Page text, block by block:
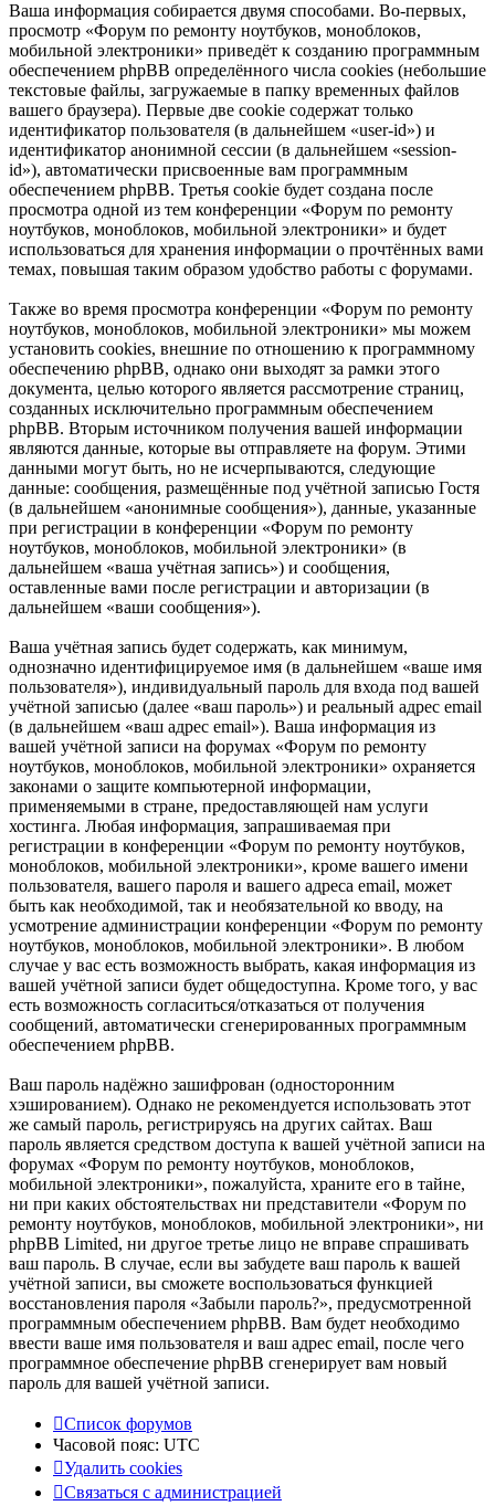
Ваша информация собирается двумя способами. Во-первых,
просмотр «Форум по ремонту ноутбуков, моноблоков,
мобильной электроники» приведёт к созданию программным
обеспечением phpBB определённого числа cookies (небольшие
текстовые файлы, загружаемые в папку временных файлов
вашего браузера). Первые две cookie содержат только
идентификатор пользователя (в дальнейшем «user-id») и
идентификатор анонимной сессии (в дальнейшем «session-
id»), автоматически присвоенные вам программным
обеспечением phpBB. Третья cookie будет создана после
просмотра одной из тем конференции «Форум по ремонту
ноутбуков, моноблоков, мобильной электроники» и будет
использоваться для хранения информации о прочтённых вами
темах, повышая таким образом удобство работы с форумами.
Также во время просмотра конференции «Форум по ремонту
ноутбуков, моноблоков, мобильной электроники» мы можем
установить cookies, внешние по отношению к программному
обеспечению phpBB, однако они выходят за рамки этого
документа, целью которого является рассмотрение страниц,
созданных исключительно программным обеспечением
phpBB. Вторым источником получения вашей информации
являются данные, которые вы отправляете на форум. Этими
данными могут быть, но не исчерпываются, следующие
данные: сообщения, размещённые под учётной записью Гостя
(в дальнейшем «анонимные сообщения»), данные, указанные
при регистрации в конференции «Форум по ремонту
ноутбуков, моноблоков, мобильной электроники» (в
дальнейшем «ваша учётная запись») и сообщения,
оставленные вами после регистрации и авторизации (в
дальнейшем «ваши сообщения»).
Ваша учётная запись будет содержать, как минимум,
однозначно идентифицируемое имя (в дальнейшем «ваше имя
пользователя»), индивидуальный пароль для входа под вашей
учётной записью (далее «ваш пароль») и реальный адрес email
(в дальнейшем «ваш адрес email»). Ваша информация из
вашей учётной записи на форумах «Форум по ремонту
ноутбуков, моноблоков, мобильной электроники» охраняется
законами о защите компьютерной информации,
применяемыми в стране, предоставляющей нам услуги
хостинга. Любая информация, запрашиваемая при
регистрации в конференции «Форум по ремонту ноутбуков,
моноблоков, мобильной электроники», кроме вашего имени
пользователя, вашего пароля и вашего адреса email, может
быть как необходимой, так и необязательной ко вводу, на
усмотрение администрации конференции «Форум по ремонту
ноутбуков, моноблоков, мобильной электроники». В любом
случае у вас есть возможность выбрать, какая информация из
вашей учётной записи будет общедоступна. Кроме того, у вас
есть возможность согласиться/отказаться от получения
сообщений, автоматически сгенерированных программным
обеспечением phpBB.
Ваш пароль надёжно зашифрован (односторонним
хэшированием). Однако не рекомендуется использовать этот
же самый пароль, регистрируясь на других сайтах. Ваш
пароль является средством доступа к вашей учётной записи на
форумах «Форум по ремонту ноутбуков, моноблоков,
мобильной электроники», пожалуйста, храните его в тайне,
ни при каких обстоятельствах ни представители «Форум по
ремонту ноутбуков, моноблоков, мобильной электроники», ни
phpBB Limited, ни другое третье лицо не вправе спрашивать
ваш пароль. В случае, если вы забудете ваш пароль к вашей
учётной записи, вы сможете воспользоваться функцией
восстановления пароля «Забыли пароль?», предусмотренной
программным обеспечением phpBB. Вам будет необходимо
ввести ваше имя пользователя и ваш адрес email, после чего
программное обеспечение phpBB сгенерирует вам новый
пароль для вашей учётной записи.
Список форумов
Часовой пояс: UTC
Удалить cookies
Связаться
Связаться с администрацией